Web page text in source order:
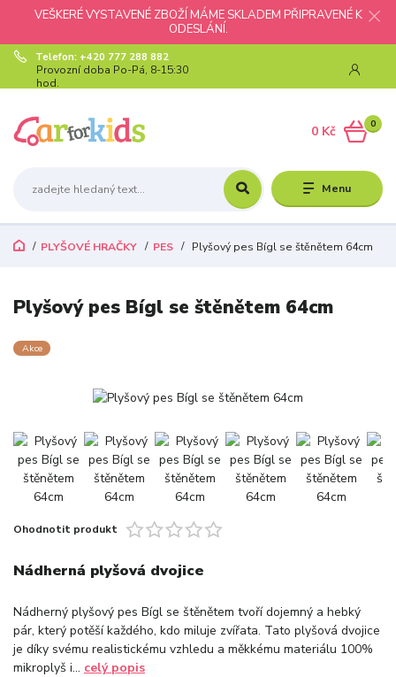
VEŠKERÉ VYSTAVENÉ ZBOŽÍ MÁME SKLADEM PŘIPRAVENÉ K
ODESLÁNÍ.
Menu
Telefon: +420 777 288 882
Provozní doba Po-Pá, 8-15:30
hod.
0
0 Kč
PLYŠOVÉ HRAČKY PES Plyšový pes Bígl se štěnětem 64cm
Plyšový pes Bígl se štěnětem 64cm
Akce
Ohodnotit produkt
Nádherná plyšová dvojice
Nádherný plyšový pes Bígl se štěnětem tvoří dojemný a hebký
pár, který potěší každého, kdo miluje zvířata. Tato plyšová dvojice
je díky svému realistickému vzhledu a měkkému materiálu 100%
mikroplyš i... celý popis